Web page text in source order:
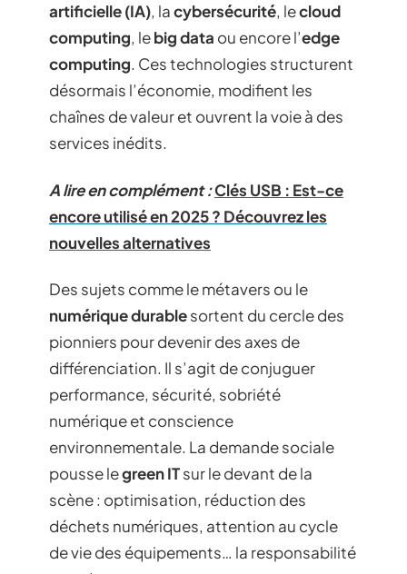
artificielle (IA), lacybersécurité, lecloud
computing, lebig data ou encore l’edge
computing. Ces technologies structurent
désormais l’économie, modifient les
chaînes de valeur et ouvrent la voie à des
services inédits.
A lire en complément :Clés USB : Est-ce
encore utilisé en 2025 ? Découvrez les
nouvelles alternatives
Des sujets comme le métavers ou le
numérique durablesortent du cercle des
pionniers pour devenir des axes de
différenciation. Il s’agit de conjuguer
performance, sécurité, sobriété
numérique et conscience
environnementale. La demande sociale
pousse legreen ITsur le devant de la
scène : optimisation, réduction des
déchets numériques, attention au cycle
de vie des équipements… la responsabilité